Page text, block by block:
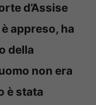
d’Assise
appreso, ha
della
non era
è stata